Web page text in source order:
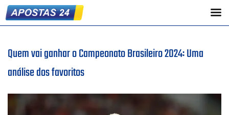
Quem vai ganhar o Campeonato Brasileiro 2024: Uma
análise dos favoritos